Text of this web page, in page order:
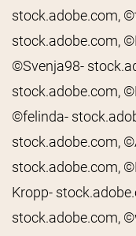
stock.adobe.com,
stock.adobe.com,
©Svenja98-
stock.adobe.com,
©felinda-
stock.adobe.com,
stock.adobe.com,
Kropp-
stock.adobe.com,